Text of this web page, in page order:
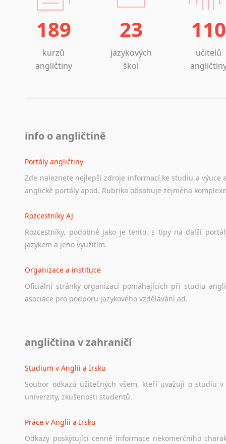
189
kurzů
angličtiny
23
jazykových
škol
110
učitelů
info o angličtině
Portály angličtiny
Zde naleznete nejlepší zdroje informací ke studiu a výuce
anglické portály apod. Rubrika obsahuje zejména
Rozcestníky AJ
Rozcestníky, podobné jako je tento, s tipy na další
jazykem a jeho využitím.
Organizace a instituce
Oficiální stránky organizací pomáhajících při studiu
asociace pro podporu jazykového vzdělávání ad.
Ať už se jedná o česká diskusní
angličtina v zahraničí
Studium v Anglii a Irsku
Soubor odkazů užitečných všem, kteří uvažují o studiu v
univerzity, zkušenosti studentů.
Práce v Anglii a Irsku
Odkazy poskytující cenné informace nekomerčního